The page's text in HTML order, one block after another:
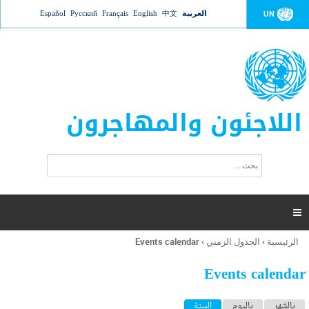
Jump to navigation UN العربية 中文
English
Français
Русский
Español
اللاجئون والمهاجرون
ت
ر
ل
ح
ب

أنت
هنا
الرئيسية › الجدول الزمني ›
Events calendar
Events calendar